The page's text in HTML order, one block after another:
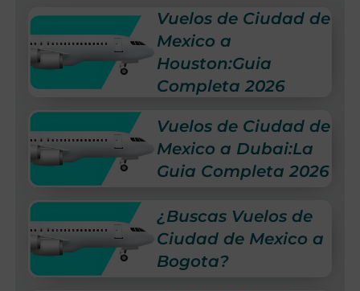
Vuelos de Ciudad de
Mexico a
Houston:Guia
Completa 2026
Vuelos de Ciudad de
Mexico a Dubai:La
Guia Completa 2026
¿Buscas Vuelos de
Ciudad de Mexico a
Bogota?